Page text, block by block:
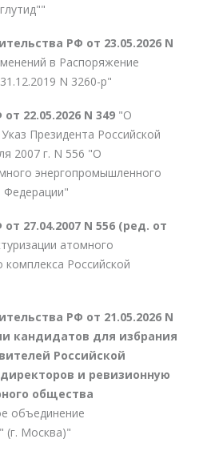
РФ от 23.05.2026 N
в Распоряжение
N 3260-р"
22.05.2026 N 349 "О
Президента Российской
2007 г. N 556 "О
энергопромышленного
Федерации"
27.04.2007 N 556 (ред. от
атомного
Российской
РФ от 21.05.2026 N
кандидатов для избрания
Российской
и ревизионную
общества
объединение
(г. Москва)"